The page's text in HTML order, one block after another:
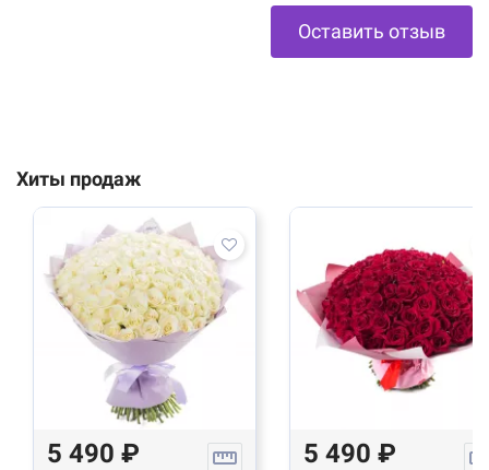
Оставить отзыв
Хиты продаж
5 490 ₽ 5 490 ₽